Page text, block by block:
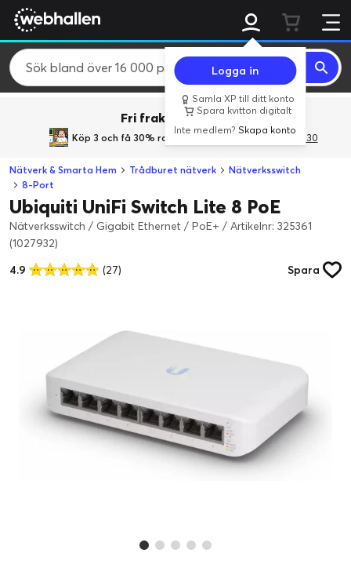
Logga in
Samla XP till ditt konto
Spara kvitton digitalt
Inte medlem?Skapa konto
Fri frakt över 800 kr.
Köp 3 och få 30% rabatt med rabattkoden 3Gives30
Nätverk & Smarta Hem Trådburet nätverk
Nätverksswitch
8-Port
Ubiquiti UniFi Switch Lite 8 PoE
Nätverksswitch / Gigabit Ethernet / PoE+ / Artikelnr: 325361
(1027932)
4.9
(27) Spara